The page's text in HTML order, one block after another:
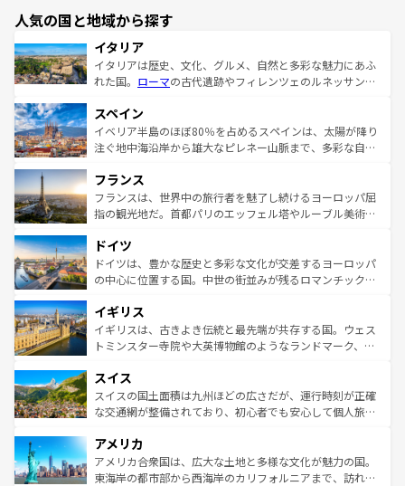
人気の国と地域から探す
イタリア
イタリアは歴史、文化、グルメ、自然と多彩な魅力にあふ
れた国。 ローマの古代遺跡やフィレンツェのルネッサンス
ろん、トスカーナの美しい田園風景やアマルフィ海岸の絶
景など、自然景観も見逃せない。観光の合間には、本場の
ピザやパスタなど、絶品のイタリア料理を堪能することも
ませてくれるイタリアで、忘れられない旅をしてみよう！
なお、新着のイタリア情報はコンテンツ一覧 を参照してほ
しい。
スペイン
イベリア半島のほぼ80％を占めるスペインは、太陽が降り
注ぐ地中海沿岸から雄大なピレネー山脈まで、多彩な自然
文化が根付くこの国では、情熱的なフラメンコ、熱気あふ
れる闘牛、そして美味しいタパスが生活の一部となってい
る。首都マドリードの洗練された雰囲気や、バルセロナの
の城塞都市、穏やかなビーチリゾートまで多彩な表情を見
せる。地方によって風土や気候が異なるスペインはその個
性で訪れる人を魅了する。 なお、新着のスペイン情報はコ
フランス
フランスは、世界中の旅行者を魅了し続けるヨーロッパ屈
指の観光地だ。首都パリのエッフェル塔やルーブル美術館
で、幅広い魅力が詰まっている。華麗な宮殿、歴史的な大
聖堂、美しいビーチ、そして豊かな自然が、訪れる者を心
から魅了する。また、フランスは美食の国としても知ら
いる。シャンパンの発祥地であるランス、プロヴァンスの
香り高いラベンダー畑など、多彩な楽しみ方が可能だ。さ
らに、パリ以外の地域にも魅力が溢れており、どの街角に
れる地方に足を運ぶとそれぞれで全く異なる文化を体験で
きるだろう。 なお、新着のフランス情報はコンテンツ一覧
を参照してほしい。
ドイツ
ドイツは、豊かな歴史と多彩な文化が交差するヨーロッパ
の中心に位置する国。中世の街並みが残るロマンチック街
顔を持つこの国は、どこを歩いても飽きることがない。ベ
ルリンの文化的活気、バイエルン州のアルプスの絶景、そ
してライン川沿いのワイン畑といった風景は必見。ビール
は、お酒好きな人にはぜひ体験してほしい。 なお、新着の
ドイツ情報はコンテンツ一覧を参照してほしい。
イギリス
イギリスは、古きよき伝統と最先端が共存する国。ウェス
トミンスター寺院や大英博物館のようなランドマーク、歴
リアごとに異なる魅力がある。また、優雅なアフタヌーン
ティー、ビール好きにはたまらない英国パブ、サッカー観
戦など、本場だからこそできる体験も豊富。イギリスを旅
ンツ一覧を参照してほしい。
スイス
スイスの国土面積は九州ほどの広さだが、運行時刻が正確
な交通網が整備されており、初心者でも安心して個人旅行
の建物がそのまま残る町や、スイスならではのユニークな
博物館もあり、アルプス観光だけでなく町歩きも満喫する
ことができる。国民の所得が高いため物価も高いが、旅行
アメリカ
アメリカ合衆国は、広大な土地と多様な文化が魅力の国。
東海岸の都市部から西海岸のカリフォルニアまで、訪れる